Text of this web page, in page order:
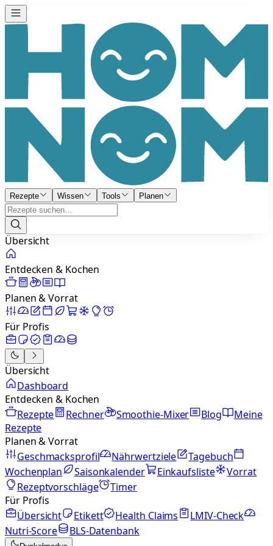
Rezepte Wissen Tools Planen
Übersicht
Entdecken & Kochen
Planen & Vorrat
Für Profis
Übersicht
Dashboard
Entdecken & Kochen
Rezepte
Rechner Smoothie-Mixer Blog
Meine
Rezepte
Planen & Vorrat
Geschmacksprofil
Nährwertziele
Tagebuch
Wochenplan
Saisonkalender Einkaufsliste
Vorrat
Rezeptvorschläge
Timer
Für Profis
Übersicht
Etikett Health Claims
LMIV-Check
Nutri-Score
BLS-Datenbank